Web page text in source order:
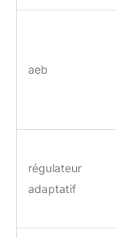
aeb
régulateur
adaptatif